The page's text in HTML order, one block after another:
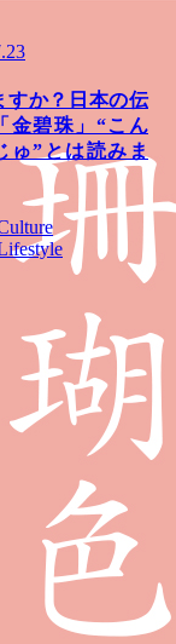
すか？日本の伝
金碧珠」“こん
ゅ”とは読みま